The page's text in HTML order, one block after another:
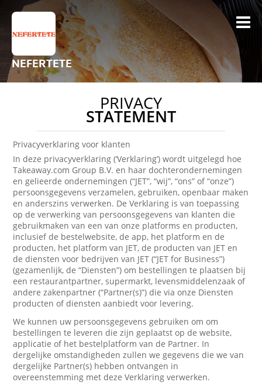
NEFERTETE
PRIVACY
STATEMENT
Privacyverklaring voor klanten
In deze privacyverklaring (‘Verklaring’) wordt uitgelegd hoe
Takeaway.com Group B.V. en haar dochterondernemingen
en gelieerde ondernemingen (“JET”, “wij”, “ons” of “onze”)
persoonsgegevens verzamelen, gebruiken, openbaar maken
en anderszins verwerken. De Verklaring is van toepassing
op de verwerking van persoonsgegevens van klanten die
gebruikmaken van een van onze platforms en producten,
inclusief de bestelwebsite, de app, het platform en de
producten, het platform van JET, de producten van JET en
de diensten voor bedrijven van JET (“JET for Business”)
(gezamenlijk, de “Diensten”) om bestellingen te plaatsen bij
een restaurantpartner, supermarkt, levensmiddelenzaak of
andere zakenpartner (“Partner(s)”) die via onze Diensten
producten of diensten aanbiedt voor levering.
We kunnen uw persoonsgegevens gebruiken om om
bestellingen te leveren die zijn geplaatst op de website,
applicatie of het bestelplatform van de Partner. In
dergelijke omstandigheden zullen we gegevens die we van
dergelijke Partner(s) hebben ontvangen in
overeenstemming met deze Verklaring verwerken.